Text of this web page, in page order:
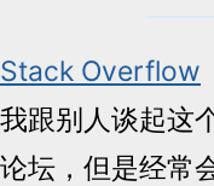
Stack Overflow
我跟别人谈起这
论坛，但是经常